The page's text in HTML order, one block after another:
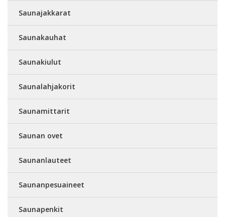
Saunajakkarat
Saunakauhat
Saunakiulut
Saunalahjakorit
Saunamittarit
Saunan ovet
Saunanlauteet
Saunanpesuaineet
Saunapenkit